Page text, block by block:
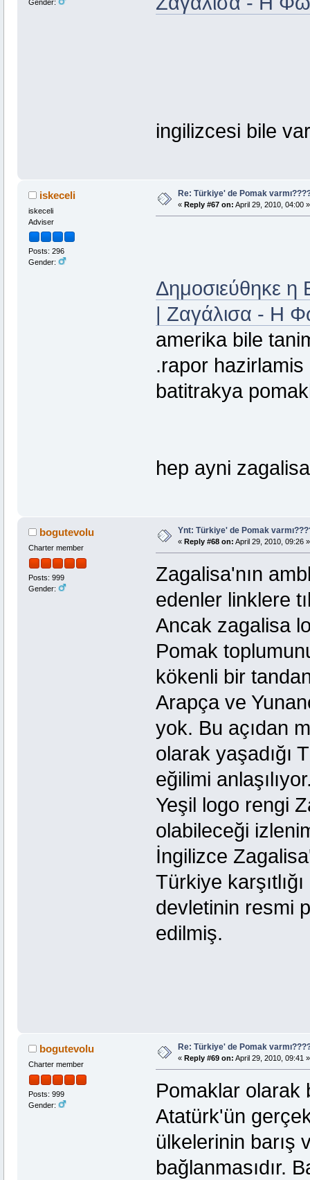
Gender:
ingilizcesi bile
iskeceli
iskeceli
Adviser
Posts: 296
Gender:
Re: Türkiye' de Pomak
« Reply #67 on: April 29, 2010, 04:00 »
Δημοσιεύθηκε η
| Ζαγάλισα - Η
amerika bile
.rapor hazirlamis
batitrakya
hep ayni
bogutevolu
Charter member
Posts: 999
Gender:
Ynt: Türkiye' de Pomak
« Reply #68 on: April 29, 2010, 09:26 »
Zagalisa'nın
edenler linklere
Ancak zagalisa
Pomak
kökenli bir
Arapça ve
yok. Bu açıdan
olarak yaşadığı
eğilimi
Yeşil logo rengi
olabileceği
İngilizce
Türkiye
devletinin resmi
edilmiş.
bogutevolu
Charter member
Posts: 999
Gender:
Re: Türkiye' de Pomak
« Reply #69 on: April 29, 2010, 09:41 »
Pomaklar olarak
Atatürk'ün
ülkelerinin barış
bağlanmasıdır.